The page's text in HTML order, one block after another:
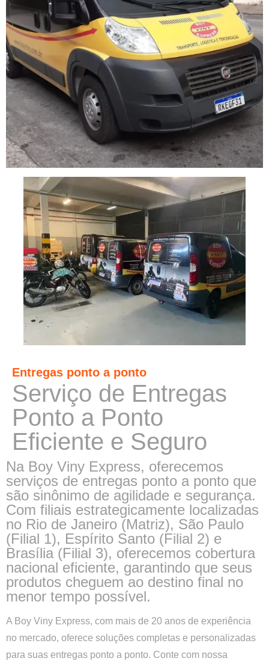
Entregas ponto a ponto
Serviço de Entregas
Ponto a Ponto
Eficiente e Seguro
Na Boy Viny Express, oferecemos
serviços de entregas ponto a ponto que
são sinônimo de agilidade e segurança.
Com filiais estrategicamente localizadas
no Rio de Janeiro (Matriz), São Paulo
(Filial 1), Espírito Santo (Filial 2) e
Brasília (Filial 3), oferecemos cobertura
nacional eficiente, garantindo que seus
produtos cheguem ao destino final no
menor tempo possível.
A Boy Viny Express, com mais de 20 anos de experiência
no mercado, oferece soluções completas e personalizadas
para suas entregas ponto a ponto. Conte com nossa